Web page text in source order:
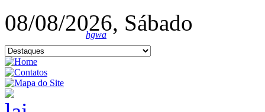
08/08/2026, Sábado
hgwa